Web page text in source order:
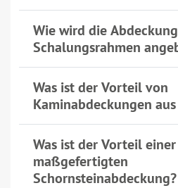
Wie wird die
Schalungsrahmen
Was ist der Vorteil von
Kaminabdeckungen
Was ist der Vorteil einer
maßgefertigten
Schornsteinabdeckung?